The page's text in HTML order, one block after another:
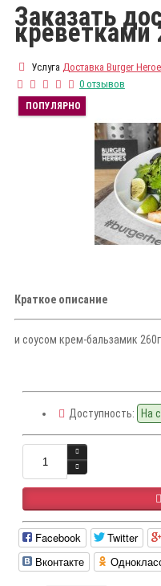
Заказать
креветками
Услуга Доставка Burger
0 отзывов
ПОПУЛЯРНО
Краткое описание
и соусом крем-бальзамик
Доступность: На
Facebook Twitter
Вконтакте